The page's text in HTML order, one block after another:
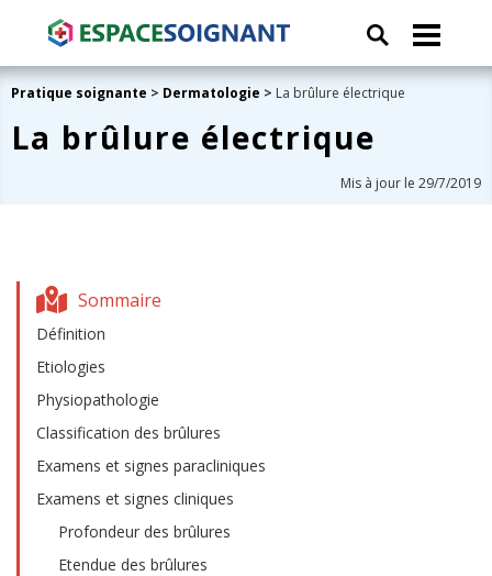
Pratique soignante > Dermatologie > La brûlure électrique
La brûlure électrique
Mis à jour le 29/7/2019
Sommaire
Définition
Etiologies
Physiopathologie
Classification des brûlures
Examens et signes paracliniques
Examens et signes cliniques
Profondeur des brûlures
Etendue des brûlures